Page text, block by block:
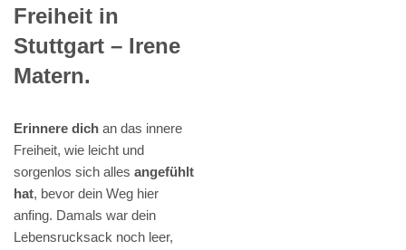
Freiheit in
Stuttgart – Irene
Matern.
Erinnere dich an das innere
Freiheit, wie leicht und
sorgenlos sich alles angefühlt
hat, bevor dein Weg hier
anfing. Damals war dein
Lebensrucksack noch leer,